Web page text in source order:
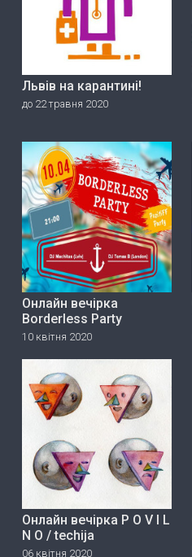
Львів на карантині!
до 22 травня 2020
Онлайн вечірка
Borderless Party
10 квітня 2020
Онлайн вечірка P O V I L
N O / techija
06 квітня 2020